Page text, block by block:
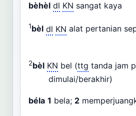
bèhèl dl KN sangat kaya
1bèl dl KN alat pertanian
2bèl KN bel (ttg tanda jam
dimulai/berakhir)
béla 1 bela; 2